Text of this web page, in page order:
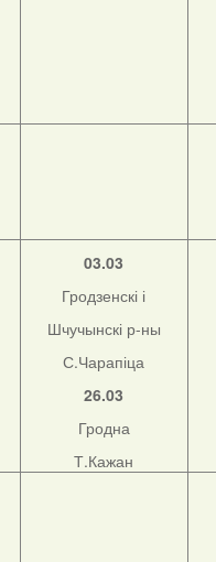
03.03
Гродзенскі і
Шчучынскі р-ны
С.Чарапіца
26.03
Гродна
Т.Кажан